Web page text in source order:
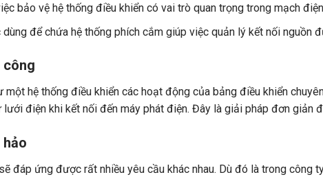
bảo vệ hệ thống điều khiển có vai trò quan trọng trong mạch
để chứa hệ thống phích cắm giúp việc quản lý kết nối nguồn
công
một hệ thống điều khiển các hoạt động của bảng điều khiển
điện khi kết nối đến máy phát điện. Đây là giải pháp đơn giản
hảo
đáp ứng được rất nhiều yêu cầu khác nhau. Dù đó là trong công